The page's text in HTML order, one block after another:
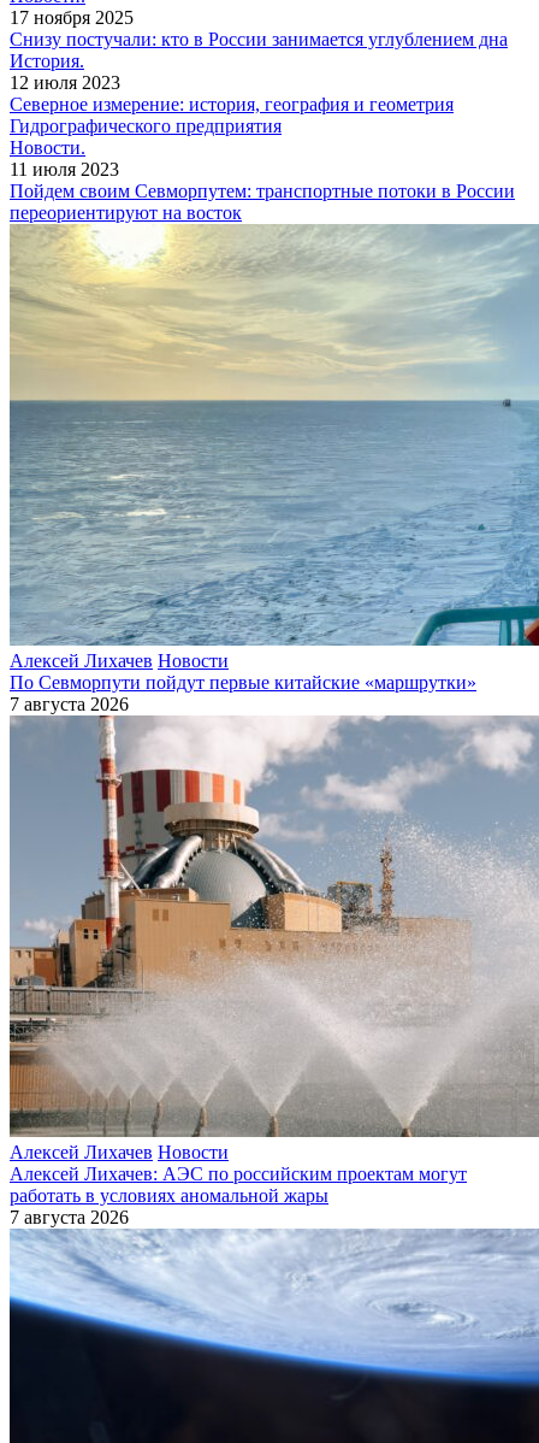
17 ноября 2025
Снизу постучали: кто в России занимается углублением дна
История.
12 июля 2023
Северное измерение: история, география и геометрия
Гидрографического предприятия
Новости.
11 июля 2023
Пойдем своим Севморпутем: транспортные потоки в России
переориентируют на восток
Алексей Лихачев Новости
По Севморпути пойдут первые китайские «маршрутки»
7 августа 2026
Алексей Лихачев Новости
Алексей Лихачев: АЭС по российским проектам могут
работать в условиях аномальной жары
7 августа 2026